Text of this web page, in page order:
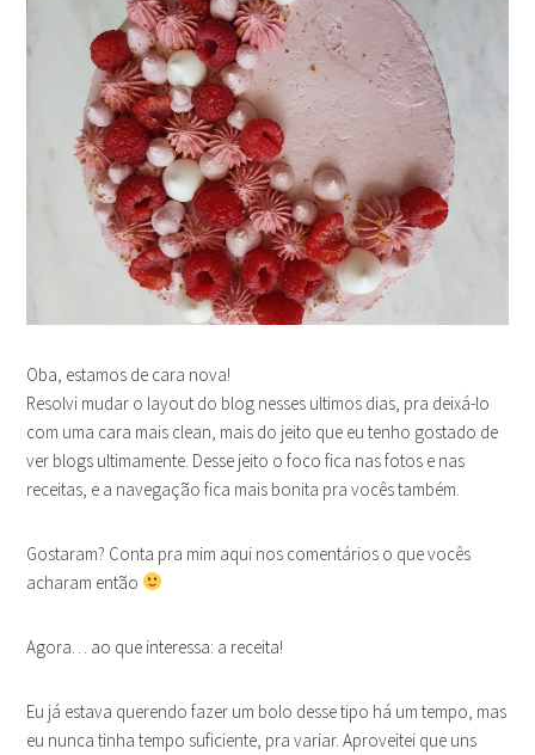
Oba, estamos de cara nova!
Resolvi mudar o layout do blog nesses ultimos dias, pra deixá-lo
com uma cara mais clean, mais do jeito que eu tenho gostado de
ver blogs ultimamente. Desse jeito o foco fica nas fotos e nas
receitas, e a navegação fica mais bonita pra vocês também.
Gostaram? Conta pra mim aqui nos comentários o que vocês
acharam então
Agora… ao que interessa: a receita!
Eu já estava querendo fazer um bolo desse tipo há um tempo, mas
eu nunca tinha tempo suficiente, pra variar. Aproveitei que uns